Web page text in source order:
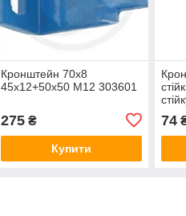
Кронштейн 70х8
45х12+50х50 М12 303601
275₴
Купити
74